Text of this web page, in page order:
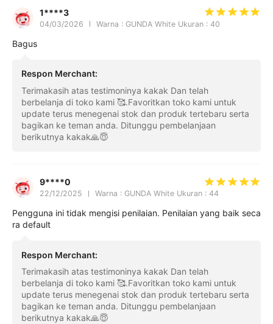
1****3
04/03/2026 Warna : GUNDA White Ukuran : 40
Bagus
Respon Merchant:
Terimakasih atas testimoninya kakak Dan telah
berbelanja di toko kami 🥰.Favoritkan toko kami untuk
update terus menegenai stok dan produk tertebaru serta
bagikan ke teman anda. Ditunggu pembelanjaan
berikutnya kakak🙏😇
9****0
22/12/2025 Warna : GUNDA White Ukuran : 44
Pengguna ini tidak mengisi penilaian. Penilaian yang baik seca
ra default
Respon Merchant:
Terimakasih atas testimoninya kakak Dan telah
berbelanja di toko kami 🥰.Favoritkan toko kami untuk
update terus menegenai stok dan produk tertebaru serta
bagikan ke teman anda. Ditunggu pembelanjaan
berikutnya kakak🙏😇